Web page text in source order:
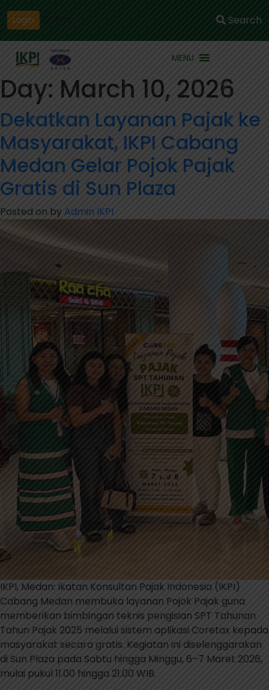
Login Search
MENU
Day: March 10, 2026
Dekatkan Layanan Pajak ke
Masyarakat, IKPI Cabang
Medan Gelar Pojok Pajak
Gratis di Sun Plaza
Posted on byAdmin IKPI
IKPI, Medan: Ikatan Konsultan Pajak Indonesia (IKPI)
Cabang Medan membuka layanan Pojok Pajak guna
memberikan bimbingan teknis pengisian SPT Tahunan
Tahun Pajak 2025 melalui sistem aplikasi Coretax kepada
masyarakat secara gratis. Kegiatan ini diselenggarakan
di Sun Plaza pada Sabtu hingga Minggu, 6–7 Maret 2026,
mulai pukul 11.00 hingga 21.00 WIB.